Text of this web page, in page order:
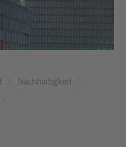
Nachhaltigkeit